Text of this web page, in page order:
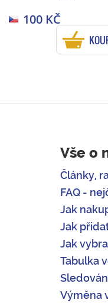
100 KČ
Vše o
Články,
FAQ -
Jak
Jak
Jak
Tabulka
Výměna